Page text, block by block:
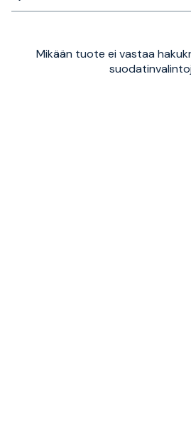
Mikään tuote ei vastaa